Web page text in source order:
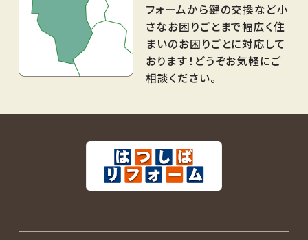
フォームから鍵の交換など小
さなお困りごとまで幅広く住
まいのお困りごとに対応して
おります！どうぞお気軽にご
相談ください。